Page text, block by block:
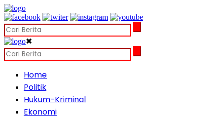
✖
Home
Politik
Hukum-Kriminal
Ekonomi